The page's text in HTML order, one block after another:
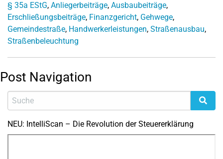
§ 35a EStG, Anliegerbeiträge, Ausbaubeiträge,
Erschließungsbeiträge, Finanzgericht, Gehwege,
Gemeindestraße, Handwerkerleistungen, Straßenausbau,
Straßenbeleuchtung
Post Navigation
NEU: IntelliScan – Die Revolution der Steuererklärung